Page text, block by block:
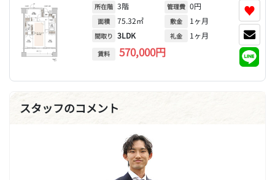
所在階 3階
面積 75.32㎡
間取り 3LDK
賃料 570,000円
管理費 0円
敷金 1ヶ月
礼金 1ヶ月
♥
スタッフのコメント